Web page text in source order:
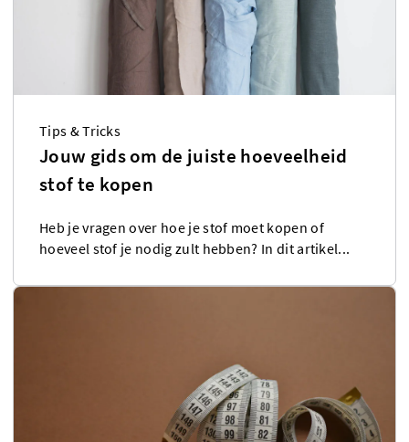
Tips & Tricks
Jouw gids om de juiste hoeveelheid
stof te kopen
Heb je vragen over hoe je stof moet kopen of
hoeveel stof je nodig zult hebben? In dit artikel...